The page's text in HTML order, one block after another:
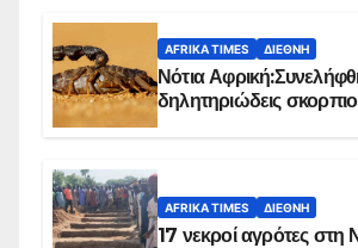
AFRIKA TIMES ΔΙΕΘΝΉ
Νότια
δηλητηριώδεις
AFRIKA TIMES ΔΙΕΘΝΉ
17 νεκροί αγρότες στη